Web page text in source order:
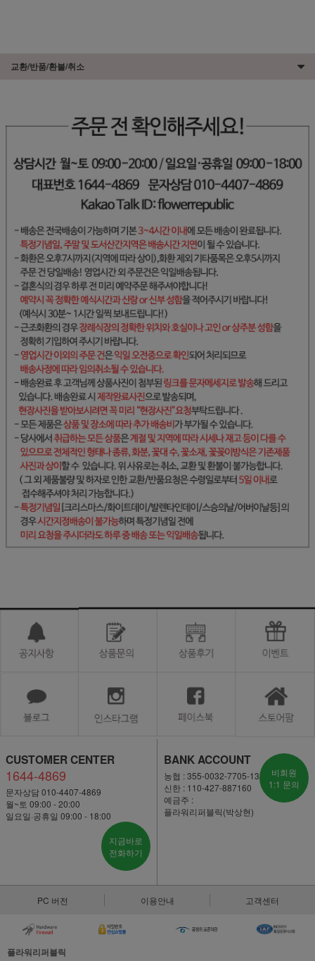
교환/반품/환불/취소
CUSTOMER CENTER
1644-4869
문자상담 010-4407-4869
월~토 09:00 - 20:00
일요일·공휴일 09:00 - 18:00
지금바로
전화하기
BANK ACCOUNT
농협 : 355-0032-7705-13
신한 : 110-427-887160
예금주 :
플라워리퍼블릭(박상현)
비회원
1:1 문의
PC 버전 이용안내 고객센터
플라워리퍼블릭